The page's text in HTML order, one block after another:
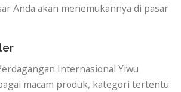
Anda akan menemukannya di pasar
Internasional Yiwu
macam produk, kategori tertentu